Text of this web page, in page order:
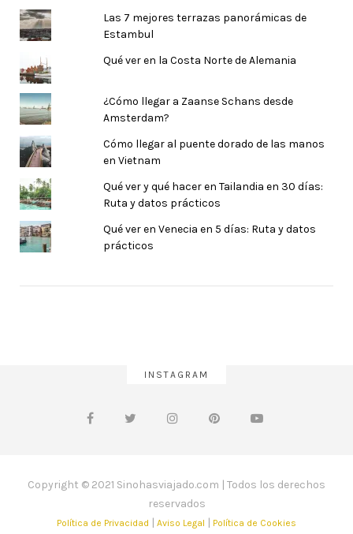
Las 7 mejores terrazas panorámicas de
Estambul
Qué ver en la Costa Norte de Alemania
¿Cómo llegar a Zaanse Schans desde
Amsterdam?
Cómo llegar al puente dorado de las manos
en Vietnam
Qué ver y qué hacer en Tailandia en 30 días:
Ruta y datos prácticos
Qué ver en Venecia en 5 días: Ruta y datos
prácticos
INSTAGRAM
Copyright © 2021 Sinohasviajado.com | Todos los derechos
reservados
Política de Privacidad | Aviso Legal | Política de Cookies